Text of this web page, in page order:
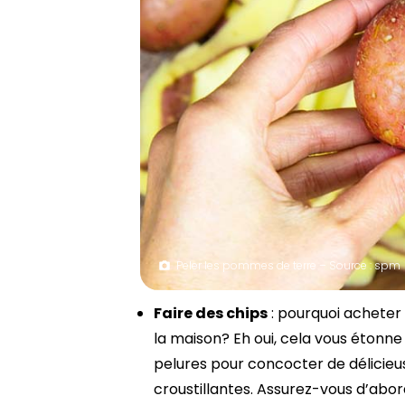
Peler les pommes de terre – Source : spm
Faire des chips: pourquoi
la maison? Eh oui, cela vous
pelures pour concocter de
croustillantes. Assurez-vous